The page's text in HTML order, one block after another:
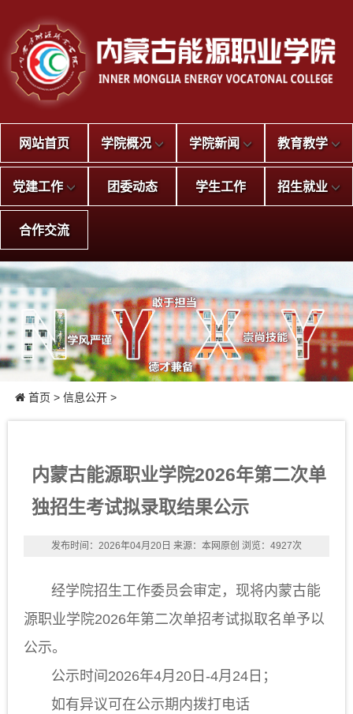
网站首页 学院概况 学院新闻 教育教学
党建工作 团委动态 学生工作 招生就业
合作交流
首页 > 信息公开 >
内蒙古能源职业学院2026年第二次单
独招生考试拟录取结果公示
发布时间：2026年04月20日 来源：本网原创 浏览：4927次
经学院招生工作委员会审定，现将内蒙古能
源职业学院2026年第二次单招考试拟取名单予以
公示。
公示时间2026年4月20日-4月24日；
如有异议可在公示期内拨打电话